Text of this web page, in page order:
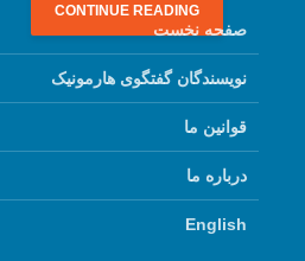
CONTINUE READING
صفحه نخست
نویسندگان گفتگوی هارمونیک
قوانین ما
درباره ما
English